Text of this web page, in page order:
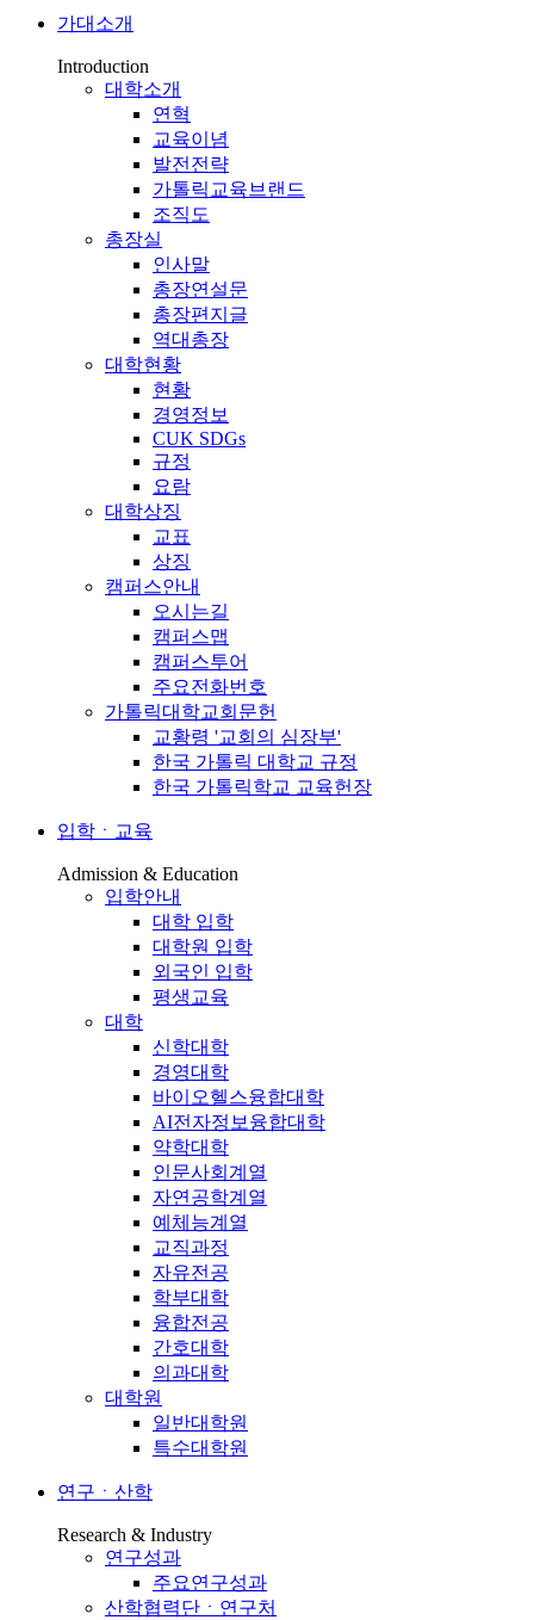
가대소개
Introduction
대학소개
연혁
교육이념
발전전략
가톨릭교육브랜드
조직도
총장실
인사말
총장연설문
총장편지글
역대총장
대학현황
현황
경영정보
CUK SDGs
규정
요람
대학상징
교표
상징
캠퍼스안내
오시는길
캠퍼스맵
캠퍼스투어
주요전화번호
가톨릭대학교회문헌
교황령 '교회의 심장부'
한국 가톨릭 대학교 규정
한국 가톨릭학교 교육헌장
입학ㆍ교육
Admission & Education
입학안내
대학 입학
대학원 입학
외국인 입학
평생교육
대학
신학대학
경영대학
바이오헬스융합대학
AI전자정보융합대학
약학대학
인문사회계열
자연공학계열
예체능계열
교직과정
자유전공
학부대학
융합전공
간호대학
의과대학
대학원
일반대학원
특수대학원
연구ㆍ산학
Research & Industry
연구성과
주요연구성과
산학협력단ㆍ연구처